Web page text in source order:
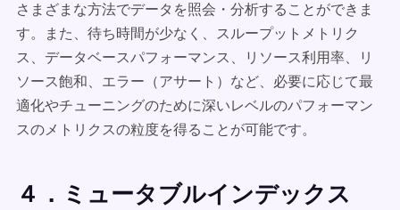
さまざまな方法でデータを照会・分析することができま
す。また、待ち時間が少なく、スループットメトリク
ス、データベースパフォーマンス、リソース利用率、リ
ソース飽和、エラー（アサート）など、必要に応じて最
適化やチューニングのために深いレベルのパフォーマン
スのメトリクスの粒度を得ることが可能です。
４．ミュータブルインデックス